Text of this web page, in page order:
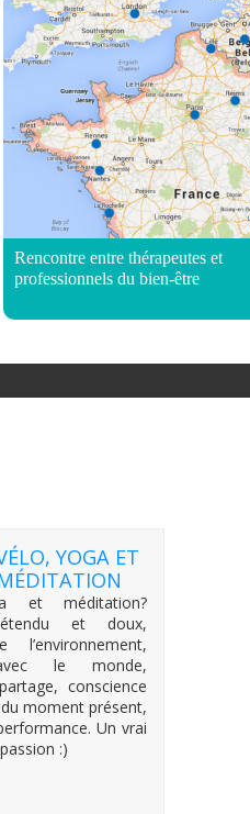
Rencontre entre thérapeutes et
professionnels du bien-être
YOGA ET
et méditation?
et doux,
l’environnement,
le monde,
conscience
moment présent,
Un vrai
:)